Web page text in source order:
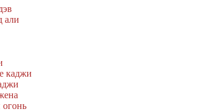
али
каджи